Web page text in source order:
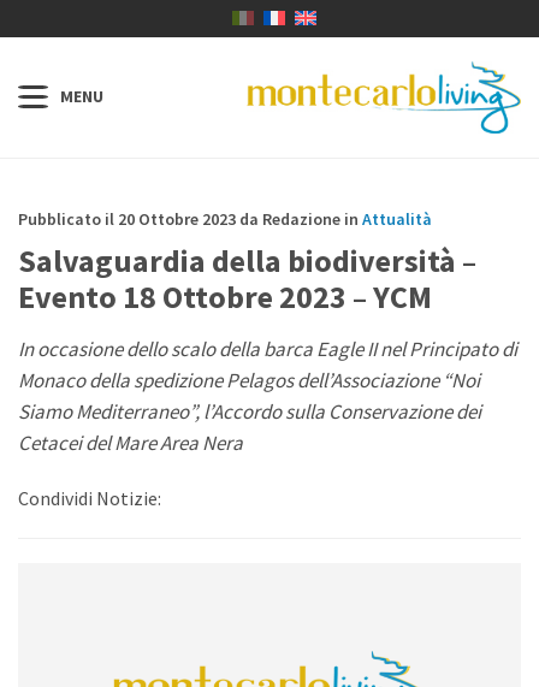
Pubblicato il 20 Ottobre 2023 da Redazione in Attualità
Salvaguardia della biodiversità –
Evento 18 Ottobre 2023 – YCM
In occasione dello scalo della barca Eagle II nel Principato di
Monaco della spedizione Pelagos dell’Associazione “Noi
Siamo Mediterraneo”, l’Accordo sulla Conservazione dei
Cetacei del Mare Area Nera
Condividi Notizie: